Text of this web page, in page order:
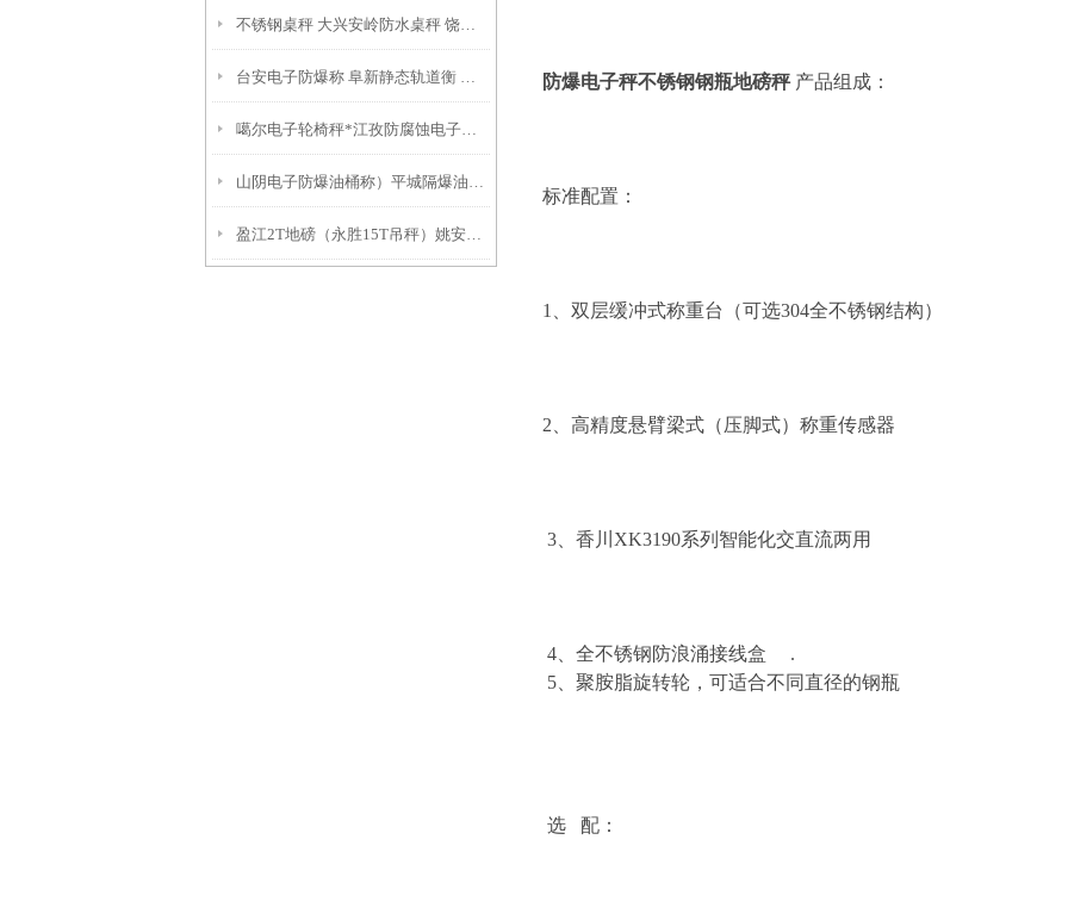
不锈钢桌秤 大兴安岭防水桌秤 饶河带打印桌秤 用途
台安电子防爆称 阜新静态轨道衡 西市轨道衡器
噶尔电子轮椅秤*江孜防腐蚀电子秤*札达电子轮椅称*丁青不锈钢地磅
山阴电子防爆油桶称）平城隔爆油桶称）河曲电子隔爆油桶秤
盈江2T地磅（永胜15T吊秤）姚安电子防爆桌秤）永仁电子防爆吊称
防爆电子秤不锈钢钢瓶地磅秤 产品组成：
标准配置：
1、双层缓冲式称重台（可选304全不锈钢结构）
2、高精度悬臂梁式（压脚式）称重传感器
3、香川XK3190系列智能化交直流两用
4、全不锈钢防浪涌接线盒 .
5、聚胺脂旋转轮，可适合不同直径的钢瓶
选 配：